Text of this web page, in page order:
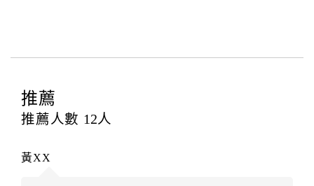
訂房者應於
提出申辦不得異動訂單。
每筆訂單異動限定
訂單異動後，訂單費用總計大於原訂單費用總計時，訂
推薦
推薦人數 12人
黃XX